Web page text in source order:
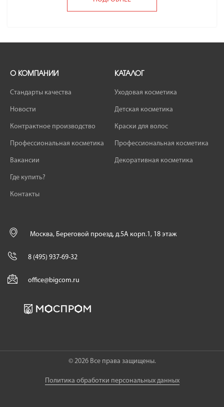
О КОМПАНИИ
Стандарты качества
Новости
Контрактное производство
Профессиональная косметика
Вакансии
Где купить?
Контакты
КАТАЛОГ
Уходовая косметика
Детская косметика
Краски для волос
Профессиональная косметика
Декоративная косметика
Москва, Береговой проезд, д.5А корп.1, 18 этаж
8 (495) 937-69-32
office@bigcom.ru
© 2026 Все права защищены.
Политика обработки персональных данных